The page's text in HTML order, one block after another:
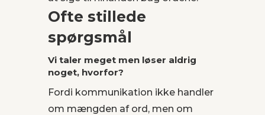
Ofte stillede
spørgsmål
Vi taler meget men løser aldrig
noget, hvorfor?
Fordi kommunikation ikke handler
om mængden af ord, men om